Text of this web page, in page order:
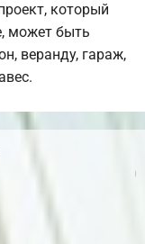
который
может быть
веранду, гараж,